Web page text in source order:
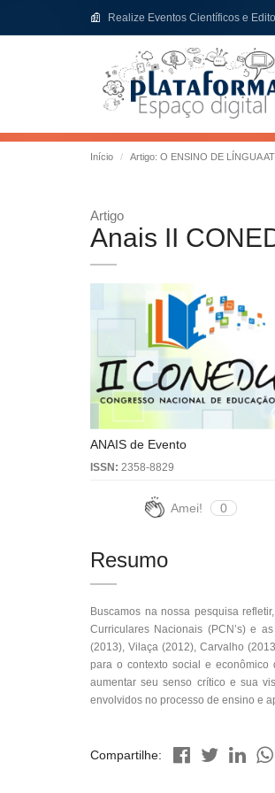
Realize Eventos Científicos e
Início Artigo: O ENSINO DE LÍNGUA
Artigo
Anais II
ANAIS de Evento
ISSN: 2358-8829
Amei! 0
Resumo
Buscamos na nossa pesquisa
Curriculares Nacionais (PCN’s) e
(2013), Vilaça (2012), Carvalho
para o contexto social e econômico
aumentar seu senso crítico e sua
envolvidos no processo de ensino e
Compartilhe: